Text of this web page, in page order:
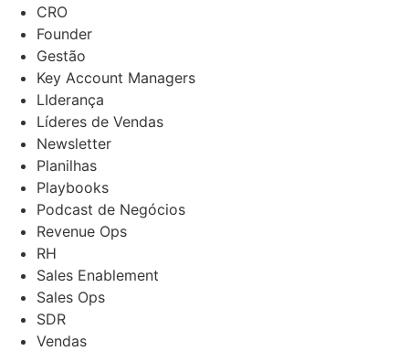
CRO
Founder
Gestão
Key Account Managers
LIderança
Líderes de Vendas
Newsletter
Planilhas
Playbooks
Podcast de Negócios
Revenue Ops
RH
Sales Enablement
Sales Ops
SDR
Vendas